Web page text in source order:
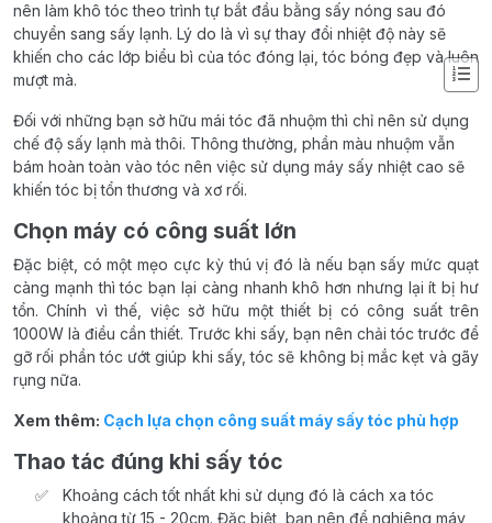
nên làm khô tóc theo trình tự bắt đầu bằng sấy nóng sau đó
chuyển sang sấy lạnh. Lý do là vì sự thay đổi nhiệt độ này sẽ
khiến cho các lớp biểu bì của tóc đóng lại, tóc bóng đẹp và luôn
mượt mà.
Đối với những bạn sở hữu mái tóc đã nhuộm thì chỉ nên sử dụng
chế độ sấy lạnh mà thôi. Thông thường, phần màu nhuộm vẫn
bám hoàn toàn vào tóc nên việc sử dụng máy sấy nhiệt cao sẽ
khiến tóc bị tổn thương và xơ rối.
Chọn máy có công suất lớn
Đặc biệt, có một mẹo cực kỳ thú vị đó là nếu bạn sấy mức quạt
càng mạnh thì tóc bạn lại càng nhanh khô hơn nhưng lại ít bị hư
tổn. Chính vì thế, việc sở hữu một thiết bị có công suất trên
1000W là điều cần thiết. Trước khi sấy, bạn nên chải tóc trước để
gỡ rối phần tóc ướt giúp khi sấy, tóc sẽ không bị mắc kẹt và gãy
rụng nữa.
Xem thêm: Cạch lựa chọn công suất máy sấy tóc phù hợp
Thao tác đúng khi sấy tóc
Khoảng cách tốt nhất khi sử dụng đó là cách xa tóc
khoảng từ 15 - 20cm. Đặc biệt, bạn nên để nghiêng máy